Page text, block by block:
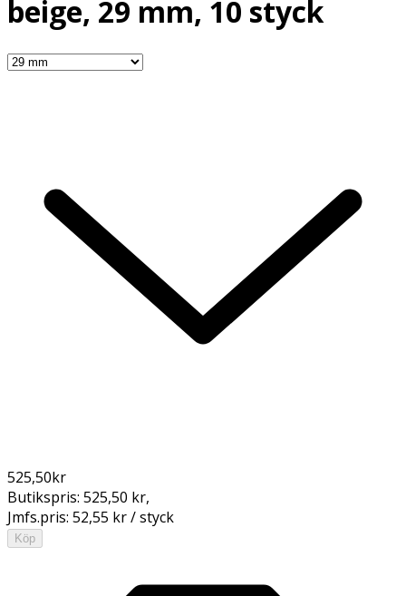
beige, 29 mm, 10 styck
525,50kr
Butikspris: 525,50 kr,
Jmfs.pris: 52,55 kr / styck
Köp